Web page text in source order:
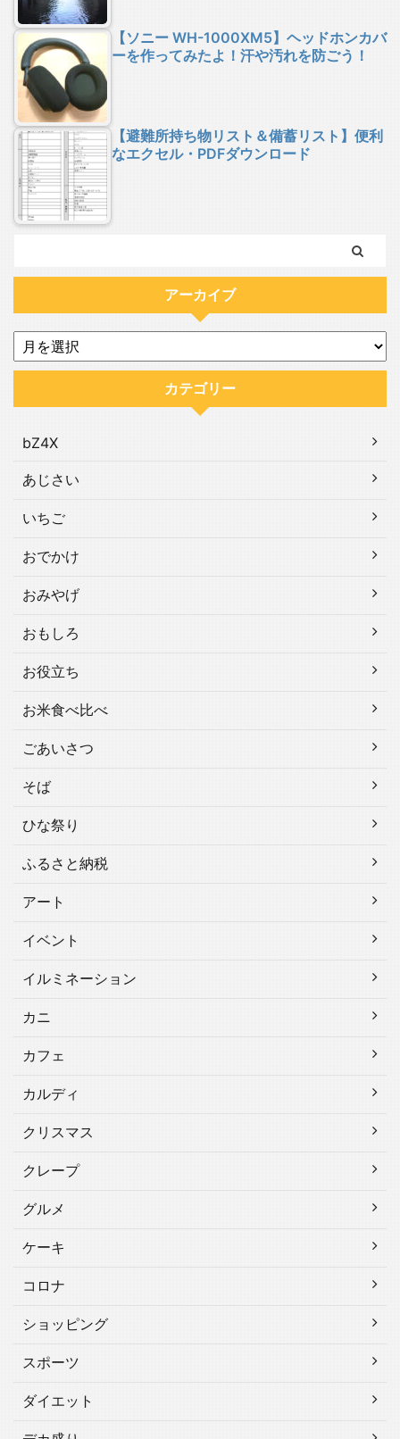
【ソニー WH-1000XM5】ヘッドホンカバ
ーを作ってみたよ！汗や汚れを防ごう！
【避難所持ち物リスト＆備蓄リスト】便利
なエクセル・PDFダウンロード
アーカイブ
カテゴリー
bZ4X
あじさい
いちご
おでかけ
おみやげ
おもしろ
お役立ち
お米食べ比べ
ごあいさつ
そば
ひな祭り
ふるさと納税
アート
イベント
イルミネーション
カニ
カフェ
カルディ
クリスマス
クレープ
グルメ
ケーキ
コロナ
ショッピング
スポーツ
ダイエット